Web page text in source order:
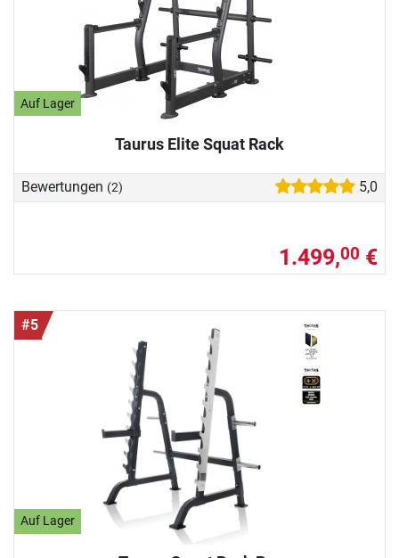
Auf Lager
Taurus Elite Squat Rack
Bewertungen (2) 5,0
1.499,00 €
#5
Auf Lager